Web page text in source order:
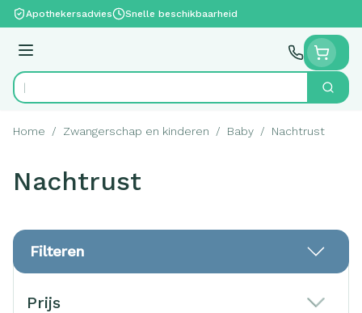
Ga naar de inhoud
Apothekersadvies Snelle beschikbaarheid
Menu
Product, merk, categorie... Zoek
Home / Zwangerschap en kinderen / Baby / Nachtrust
Nachtrust
Filteren
Prijs